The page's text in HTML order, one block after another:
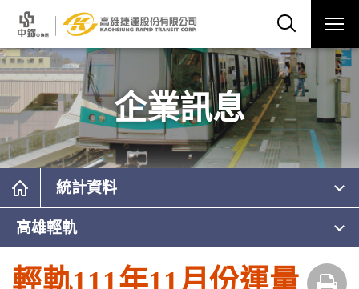
企業訊息
統計資料
高雄輕軌
輕軌111年11月份運量